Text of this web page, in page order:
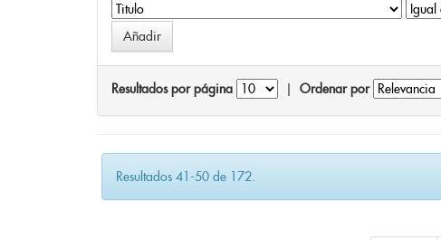
Resultados por página Ordenar por
Resultados 41-50 de 172.